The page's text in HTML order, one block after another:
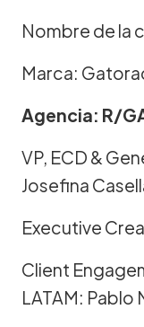
Nombre de la
Marca:
Agencia: R/
VP, ECD &
Josefina
Executive
Client
LATAM: Pablo